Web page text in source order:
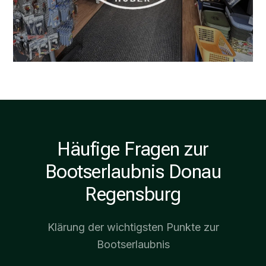
Häufige Fragen zur
Bootserlaubnis Donau
Regensburg
Klärung der wichtigsten Punkte zur
Bootserlaubnis